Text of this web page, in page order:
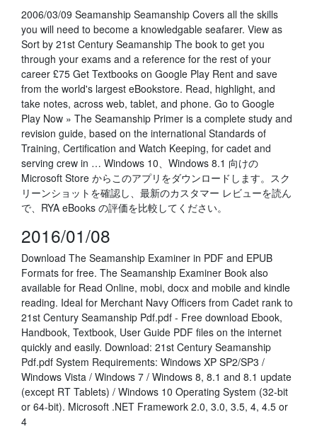
2006/03/09 Seamanship Seamanship Covers all the skills
you will need to become a knowledgable seafarer. View as
Sort by 21st Century Seamanship The book to get you
through your exams and a reference for the rest of your
career £75 Get Textbooks on Google Play Rent and save
from the world's largest eBookstore. Read, highlight, and
take notes, across web, tablet, and phone. Go to Google
Play Now » The Seamanship Primer is a complete study and
revision guide, based on the international Standards of
Training, Certification and Watch Keeping, for cadet and
serving crew in … Windows 10、Windows 8.1 向けの
Microsoft Store からこのアプリをダウンロードします。スク
リーンショットを確認し、最新のカスタマー レビューを読ん
で、RYA eBooks の評価を比較してください。
2016/01/08
Download The Seamanship Examiner in PDF and EPUB
Formats for free. The Seamanship Examiner Book also
available for Read Online, mobi, docx and mobile and kindle
reading. Ideal for Merchant Navy Officers from Cadet rank to
21st Century Seamanship Pdf.pdf - Free download Ebook,
Handbook, Textbook, User Guide PDF files on the internet
quickly and easily. Download: 21st Century Seamanship
Pdf.pdf System Requirements: Windows XP SP2/SP3 /
Windows Vista / Windows 7 / Windows 8, 8.1 and 8.1 update
(except RT Tablets) / Windows 10 Operating System (32-bit
or 64-bit). Microsoft .NET Framework 2.0, 3.0, 3.5, 4, 4.5 or
4